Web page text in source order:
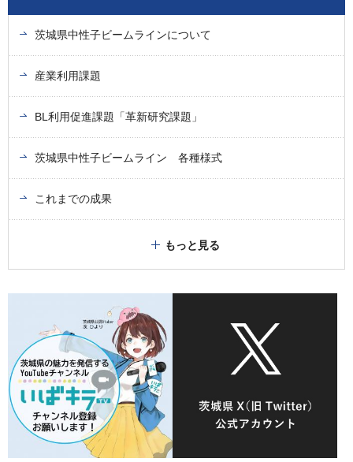
茨城県中性子ビームラインについて
産業利用課題
BL利用促進課題「革新研究課題」
茨城県中性子ビームライン 各種様式
これまでの成果
もっと見る